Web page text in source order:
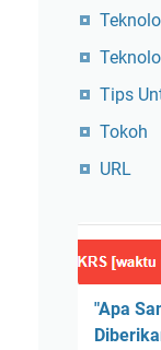
Tips
Tokoh
URL
"Apa